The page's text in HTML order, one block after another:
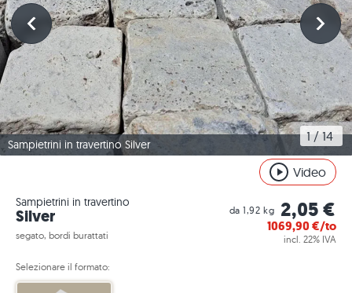
Sampietrini in travertino Silver
1 / 14
Video
Sampietrini in travertino
Silver
segato, bordi burattati
da 1,92 kg 2,05 €
1069,90€/to
incl. 22% IVA
Selezionare il formato: